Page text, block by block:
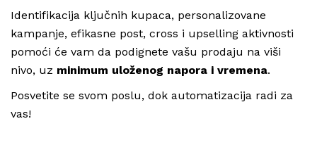
Identifikacija ključnih kupaca, personalizovane
kampanje, efikasne post, cross i upselling aktivnosti
pomoći će vam da podignete vašu prodaju na viši
nivo, uz minimum uloženog napora i vremena.
Posvetite se svom poslu, dok automatizacija radi za
vas!